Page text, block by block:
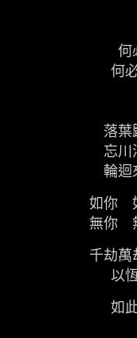
何
何
落葉
忘川
輪迴
如你
無你
千劫萬
以
如